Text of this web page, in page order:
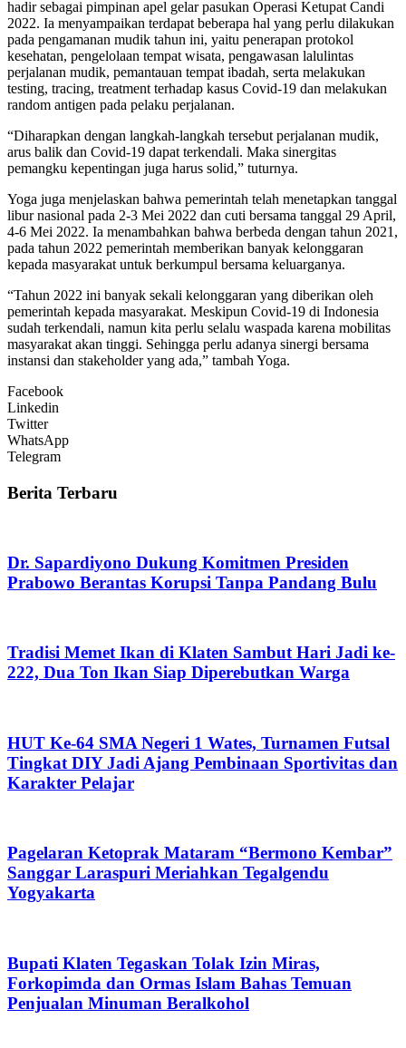
hadir sebagai pimpinan apel gelar pasukan Operasi Ketupat Candi
2022. Ia menyampaikan terdapat beberapa hal yang perlu dilakukan
pada pengamanan mudik tahun ini, yaitu penerapan protokol
kesehatan, pengelolaan tempat wisata, pengawasan lalulintas
perjalanan mudik, pemantauan tempat ibadah, serta melakukan
testing, tracing, treatment terhadap kasus Covid-19 dan melakukan
random antigen pada pelaku perjalanan.
“Diharapkan dengan langkah-langkah tersebut perjalanan mudik,
arus balik dan Covid-19 dapat terkendali. Maka sinergitas
pemangku kepentingan juga harus solid,” tuturnya.
Yoga juga menjelaskan bahwa pemerintah telah menetapkan tanggal
libur nasional pada 2-3 Mei 2022 dan cuti bersama tanggal 29 April,
4-6 Mei 2022. Ia menambahkan bahwa berbeda dengan tahun 2021,
pada tahun 2022 pemerintah memberikan banyak kelonggaran
kepada masyarakat untuk berkumpul bersama keluarganya.
“Tahun 2022 ini banyak sekali kelonggaran yang diberikan oleh
pemerintah kepada masyarakat. Meskipun Covid-19 di Indonesia
sudah terkendali, namun kita perlu selalu waspada karena mobilitas
masyarakat akan tinggi. Sehingga perlu adanya sinergi bersama
instansi dan stakeholder yang ada,” tambah Yoga.
Facebook
Linkedin
Twitter
WhatsApp
Telegram
Berita Terbaru
Dr. Sapardiyono Dukung Komitmen Presiden
Prabowo Berantas Korupsi Tanpa Pandang Bulu
Tradisi Memet Ikan di Klaten Sambut Hari Jadi ke-
222, Dua Ton Ikan Siap Diperebutkan Warga
HUT Ke-64 SMA Negeri 1 Wates, Turnamen Futsal
Tingkat DIY Jadi Ajang Pembinaan Sportivitas dan
Karakter Pelajar
Pagelaran Ketoprak Mataram “Bermono Kembar”
Sanggar Laraspuri Meriahkan Tegalgendu
Yogyakarta
Bupati Klaten Tegaskan Tolak Izin Miras,
Forkopimda dan Ormas Islam Bahas Temuan
Penjualan Minuman Beralkohol